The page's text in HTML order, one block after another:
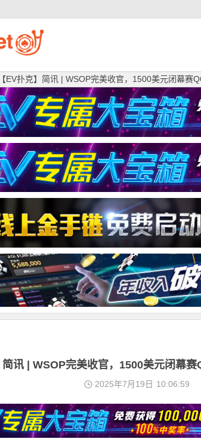
【EV扑克】简讯 | WSOP完美收官，1500美元闭幕赛
简讯 | WSOP完美收官，1500美元闭幕
2025年7月19日 10:06:59